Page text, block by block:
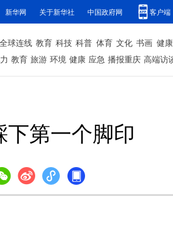
新华网 关于新华社 中国政府网 客户端
全球连线 教育 科技 科普 体育 文化 书画 健康
教育 旅游 环境 健康 应急 播报重庆 高端访
第一个脚印